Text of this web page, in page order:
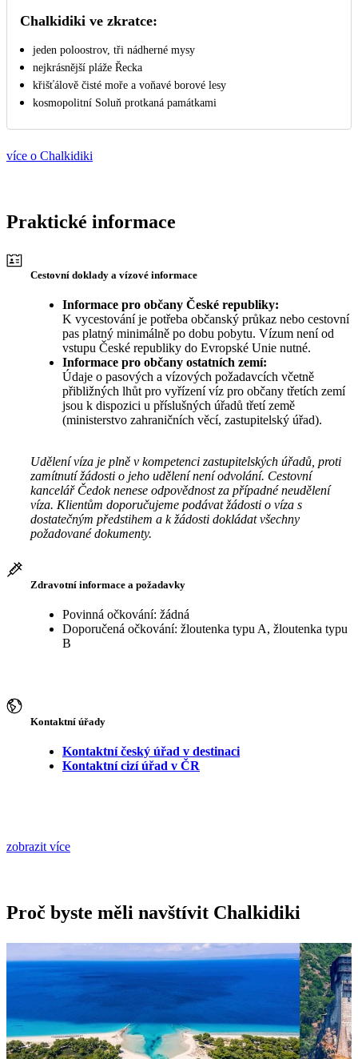
Chalkidiki ve zkratce:
jeden poloostrov, tři nádherné mysy
nejkrásnější pláže Řecka
křišťálově čisté moře a voňavé borové lesy
kosmopolitní Soluň protkaná památkami
více o Chalkidiki
Praktické informace
Cestovní doklady a vízové informace
Informace pro občany České republiky:
K vycestování je potřeba občanský průkaz nebo cestovní
pas platný minimálně po dobu pobytu. Vízum není od
vstupu České republiky do Evropské Unie nutné.
Informace pro občany ostatních zemí:
Údaje o pasových a vízových požadavcích včetně
přibližných lhůt pro vyřízení víz pro občany třetích zemí
jsou k dispozici u příslušných úřadů třetí země
(ministerstvo zahraničních věcí, zastupitelský úřad).
Udělení víza je plně v kompetenci zastupitelských úřadů, proti
zamítnutí žádosti o jeho udělení není odvolání. Cestovní
kancelář Čedok nenese odpovědnost za případné neudělení
víza. Klientům doporučujeme podávat žádosti o víza s
dostatečným předstihem a k žádosti dokládat všechny
požadované dokumenty.
Zdravotní informace a požadavky
Povinná očkování: žádná
Doporučená očkování: žloutenka typu A, žloutenka typu
B
Kontaktní úřady
Kontaktní český úřad v destinaci
Kontaktní cizí úřad v ČR
zobrazit více
Proč byste měli navštívit Chalkidiki